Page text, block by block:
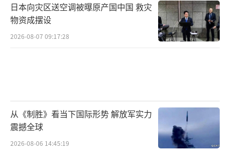
日本向灾区送空调被曝原产国中国 救灾
物资成摆设
2026-08-07 09:17:28
从《制胜》看当下国际形势 解放军实力
震撼全球
2026-08-06 14:45:19